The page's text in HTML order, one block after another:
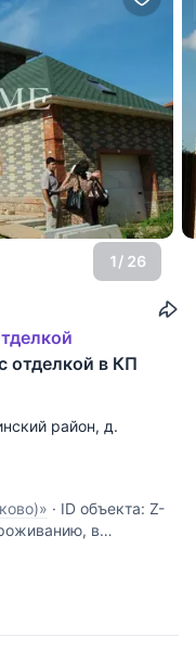
1/ 26
отделкой в КП
район, д.
· ID объекта: Z-
в
большой центр
бутики, галереи,